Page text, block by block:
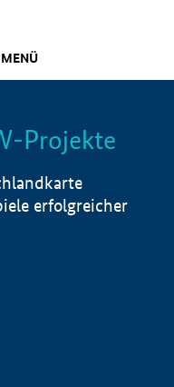
MENÜ
Info
Projekte
erfolgreicher